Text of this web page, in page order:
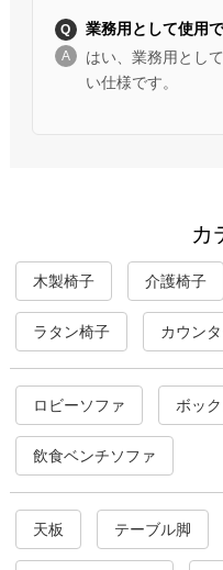
業務用として使用
はい、業務用とし
い仕様です。
カ
木製椅子 介護椅子
ラタン椅子 カウン
ロビーソファ ボッ
飲食ベンチソファ
天板 テーブル脚